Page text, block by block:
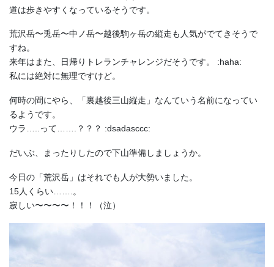
道は歩きやすくなっているそうです。
荒沢岳〜兎岳〜中ノ岳〜越後駒ヶ岳の縦走も人気がでてきそうで
すね。
来年はまた、日帰りトレランチャレンジだそうです。 :haha:
私には絶対に無理ですけど。
何時の間にやら、「裏越後三山縦走」なんていう名前になってい
るようです。
ウラ…..って…….？？？ :dsadasccc:
だいぶ、まったりしたので下山準備しましょうか。
今日の「荒沢岳」はそれでも人が大勢いました。
15人くらい…….。
寂しい〜〜〜〜！！！（泣）